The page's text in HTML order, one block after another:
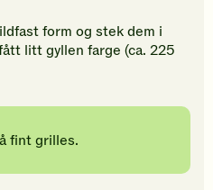
form og stek dem i
litt gyllen farge (ca. 225
fint grilles.